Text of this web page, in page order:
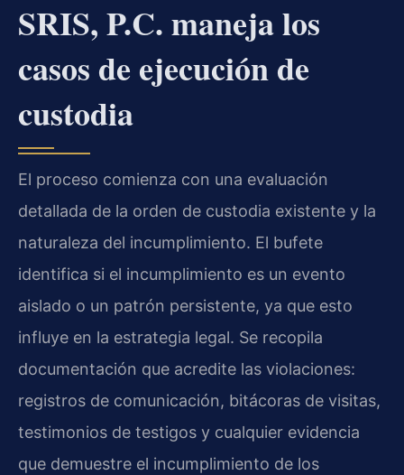
SRIS, P.C. maneja los
casos de ejecución de
custodia
El proceso comienza con una evaluación
detallada de la orden de custodia existente y la
naturaleza del incumplimiento. El bufete
identifica si el incumplimiento es un evento
aislado o un patrón persistente, ya que esto
influye en la estrategia legal. Se recopila
documentación que acredite las violaciones:
registros de comunicación, bitácoras de visitas,
testimonios de testigos y cualquier evidencia
que demuestre el incumplimiento de los